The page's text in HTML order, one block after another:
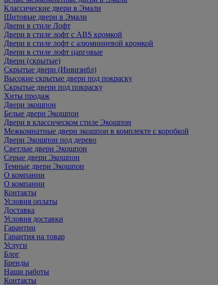
Классические двери в Эмали
Щитовые двери в Эмали
Двери в стиле Лофт
Двери в стиле лофт с ABS кромкой
Двери в стиле лофт с алюминиевой кромкой
Двери в стиле лофт царговые
Двери (скрытые)
Скрытые двери (Инвизибл)
Высокие скрытые двери под покраску
Скрытые двери под покраску
Хиты продаж
Двери экошпон
Белые двери Экошпон
Двери в классическом стиле Экошпон
Межкомнатные двери экошпон в комплекте с коробкой
Двери Экошпон под дерево
Светлые двери Экошпон
Серые двери Экошпон
Темные двери Экошпон
О компании
О компании
Контакты
Условия оплаты
Доставка
Условия доставки
Гарантии
Гарантия на товар
Услуги
Блог
Бренды
Наши работы
Контакты